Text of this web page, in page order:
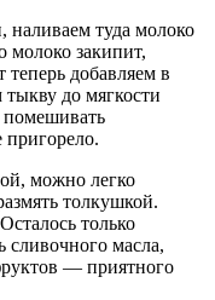
наливаем туда молоко
молоко закипит,
добавляем в
до мягкости
пригорело.
можно легко
толкушкой.
только
сливочного масла,
— приятного